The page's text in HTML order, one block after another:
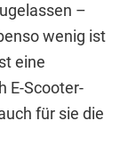
–
wenig ist
eine
E-Scooter-
für sie die